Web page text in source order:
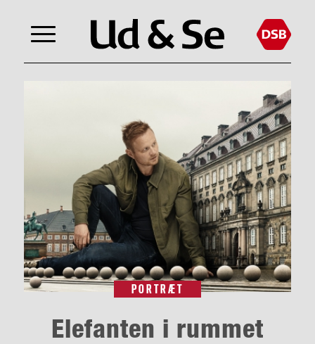
PORTRÆT
Elefanten i rummet